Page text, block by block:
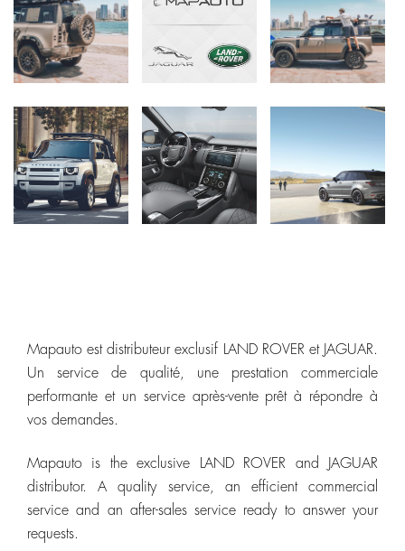
Mapauto est distributeur exclusif LAND ROVER et JAGUAR.
Un service de qualité, une prestation commerciale
performante et un service après-vente prêt à répondre à
vos demandes.
Mapauto is the exclusive LAND ROVER and JAGUAR
distributor. A quality service, an efficient commercial
service and an after-sales service ready to answer your
requests.